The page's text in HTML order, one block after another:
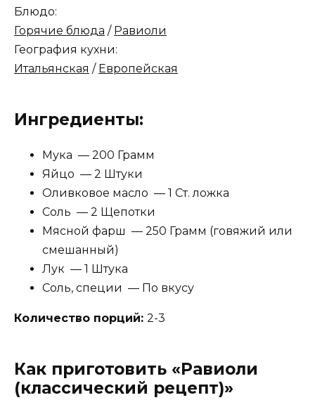
Блюдо:
Горячие блюда / Равиоли
География кухни:
Итальянская / Европейская
Ингредиенты:
Мука — 200 Грамм
Яйцо — 2 Штуки
Оливковое масло — 1 Ст. ложка
Соль — 2 Щепотки
Мясной фарш — 250 Грамм (говяжий или
смешанный)
Лук — 1 Штука
Соль, специи — По вкусу
Количество порций: 2-3
Как приготовить «Равиоли
(классический рецепт)»